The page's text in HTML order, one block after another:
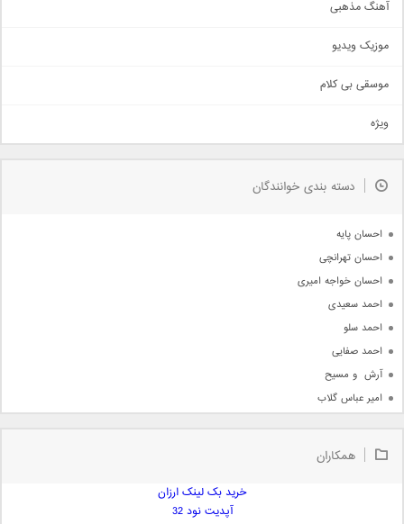
حماسی
سنتی
اهنگ بندرعباسی
دمو
مذهبی
جدیدترین ها
آهنگ مذهبی
موزیک ویدیو
موسقی بی کلام
ویژه
دسته بندی خوانندگان
احسان پایه
احسان تهرانچی
احسان خواجه امیری
احمد سعیدی
احمد سلو
احمد صفایی
آرش  و مسیح
امیر عباس گلاب
امیر علی
همکاران
خرید بک لینک ارزان
آپدیت نود 32